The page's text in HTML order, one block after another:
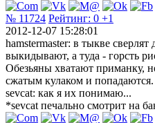
№ 11724 Рейтинг: 0 +1
2012-12-07 15:28:01
hamstermaster: в тыкве
выкидывают, а туда - горсть
Обезьяны хватают приманку,
сжатым кулаком и попадаются.
sevcat: как я их понимаю...
*sevcat печально смотрит на